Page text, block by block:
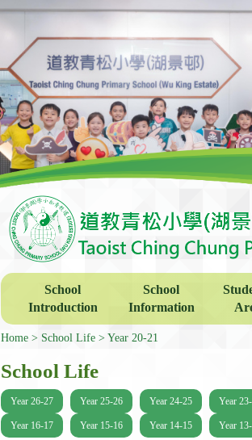
School
Introduction
School
Information
Home School Life Year 20-21
School Life
Year 26-27 Year 25-26 Year 24-25 Year
Year 16-17 Year 15-16 Year 14-15 Year